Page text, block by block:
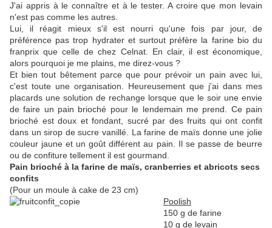
J'ai appris à le connaître et à le tester. A croire que mon levain
n'est pas comme les autres.
Lui, il réagit mieux s'il est nourri qu'une fois par jour, de
préférence pas trop hydrater et surtout préfère la farine bio du
franprix que celle de chez Celnat. En clair, il est économique,
alors pourquoi je me plains, me direz-vous ?
Et bien tout bêtement parce que pour prévoir un pain avec lui,
c'est toute une organisation. Heureusement que j'ai dans mes
placards une solution de rechange lorsque que le soir une envie
de faire un pain brioché pour le lendemain me prend. Ce pain
brioché est doux et fondant, sucré par des fruits qui ont confit
dans un sirop de sucre vanillé. La farine de maïs donne une jolie
couleur jaune et un goût différent au pain. Il se passe de beurre
ou de confiture tellement il est gourmand.
Pain brioché à la farine de maïs, cranberries et abricots secs
confits
(Pour un moule à cake de 23 cm)
Poolish
150 g de farine
10 g de levain